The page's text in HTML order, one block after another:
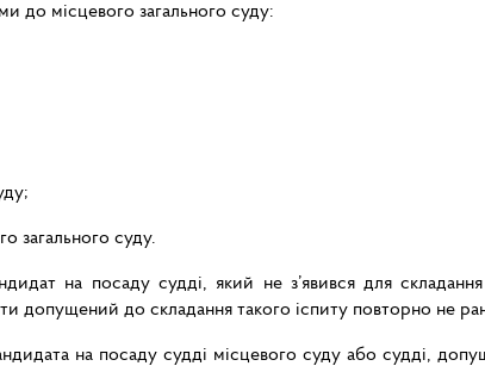
до місцевого загального суду:
загального суду.
на посаду судді, який не з’явився для
допущений до складання такого іспиту повторно не
на посаду судді місцевого суду або судді,